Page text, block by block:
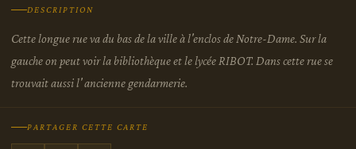
DESCRIPTION
Cette longue rue va du bas de la ville à l'enclos de Notre-Dame. Sur la
gauche on peut voir la bibliothèque et le lycée RIBOT. Dans cette rue se
trouvait aussi l' ancienne gendarmerie.
PARTAGER CETTE CARTE